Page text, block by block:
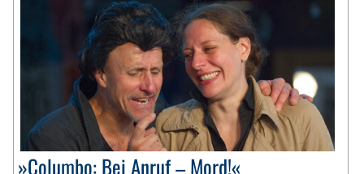
»Columbo: Bei Anruf – Mord!«